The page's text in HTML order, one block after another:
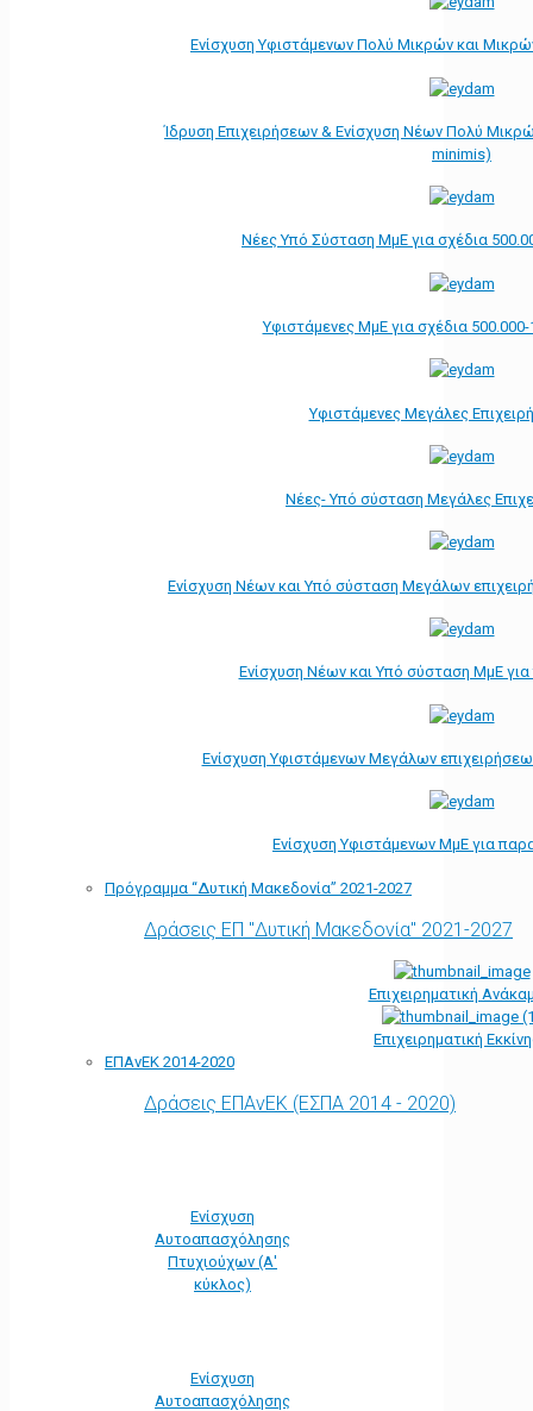
Ενίσχυση Υφιστάμενων Πολύ Μικρών και
Ίδρυση Επιχειρήσεων & Ενίσχυση Νέων Πολύ
minimis)
Νέες Υπό Σύσταση ΜμΕ για σχέδια
Υφιστάμενες ΜμΕ για σχέδια
Υφιστάμενες Μεγάλες
Νέες- Υπό σύσταση Μεγάλες
Ενίσχυση Νέων και Υπό σύσταση Μεγάλων
Ενίσχυση Νέων και Υπό σύσταση ΜμΕ
Ενίσχυση Υφιστάμενων Μεγάλων
Ενίσχυση Υφιστάμενων ΜμΕ για
Πρόγραμμα “Δυτική Μακεδονία” 2021-2027
Δράσεις ΕΠ "Δυτική Μακεδονία" 2021-2027
Επιχειρηματική
Επιχειρηματική
ΕΠΑνΕΚ 2014-2020
Δράσεις ΕΠΑνΕΚ (ΕΣΠΑ 2014 - 2020)
Ενίσχυση
Αυτοαπασχόλησης
Πτυχιούχων (Α'
κύκλος)
Ενίσχυση
Αυτοαπασχόλησης